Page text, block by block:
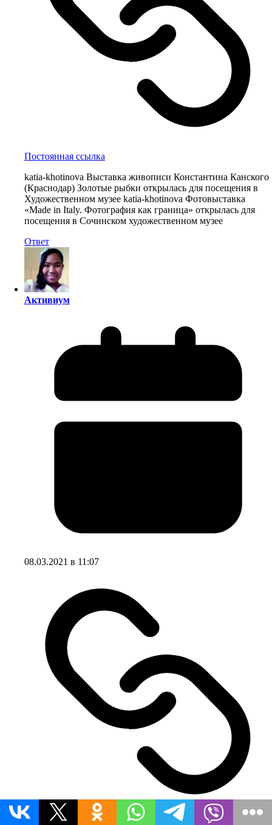
Постоянная ссылка
katia-khotinova Выставка живописи Константина Канского
(Краснодар) Золотые рыбки открылась для посещения в
Художественном музее katia-khotinova Фотовыставка
«Made in Italy. Фотография как граница» открылась для
посещения в Сочинском художественном музее
Ответ
Активиум
08.03.2021 в 11:07